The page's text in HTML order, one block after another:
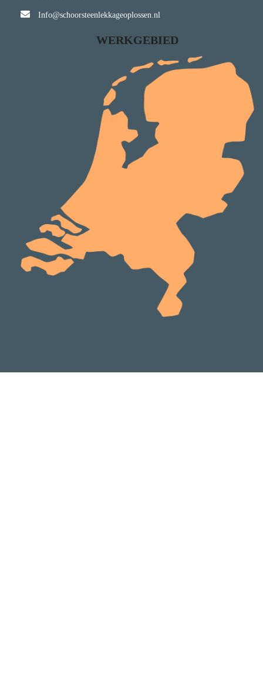
Info@schoorsteenlekkageoplossen.nl
WERKGEBIED